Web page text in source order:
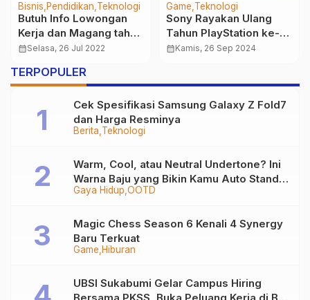
Bisnis Pendidikan Teknologi
Butuh Info Lowongan
Kerja dan Magang tahun
2022, Yuk Kunjungi
dan TanggalNya.!!
calendar_monthSelasa, 26 Jul 2022
Game Teknologi
Sony Rayakan Ulang
Tahun PlayStation ke-
30 dengan Edisi
calendar_monthKamis, 26 Sep 2024
TERPOPULER
Berita Teknologi
Cek Spesifikasi Samsung Galaxy Z Fold7
dan Harga Resminya
Gaya Hidup OOTD
Warm, Cool, atau Neutral Undertone? Ini
Warna Baju yang Bikin Kamu Auto Stand
Out
Game Hiburan
Magic Chess Season 6 Kenali 4 Synergy
Baru Terkuat
UBSI Sukabumi Gelar Campus Hiring